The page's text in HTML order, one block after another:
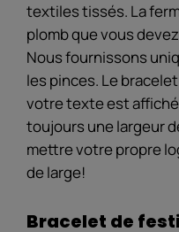
textiles tissés. La
plomb que vous
Nous fournissons
les pinces. Le
votre texte est
toujours une largeur
mettre votre propre
de large!
Bracelet de